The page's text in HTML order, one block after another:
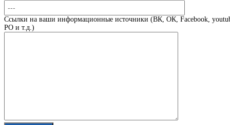
Ссылки на ваши информационные источники (ВК, ОК, Facebook,
РО и т.д.)